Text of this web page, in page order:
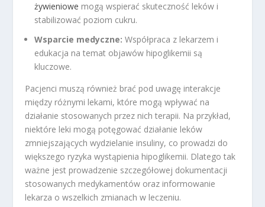
żywieniowe mogą wspierać skuteczność leków i
stabilizować poziom cukru.
Wsparcie medyczne: Współpraca z lekarzem i
edukacja na temat objawów hipoglikemii są
kluczowe.
Pacjenci muszą również brać pod uwagę interakcje
między różnymi lekami, które mogą wpływać na
działanie stosowanych przez nich terapii. Na przykład,
niektóre leki mogą potęgować działanie leków
zmniejszających wydzielanie insuliny, co prowadzi do
większego ryzyka wystąpienia hipoglikemii. Dlatego tak
ważne jest prowadzenie szczegółowej dokumentacji
stosowanych medykamentów oraz informowanie
lekarza o wszelkich zmianach w leczeniu.